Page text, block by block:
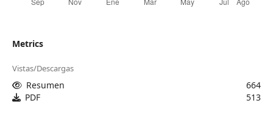
Metrics
Vistas/Descargas
Resumen
664
PDF
513